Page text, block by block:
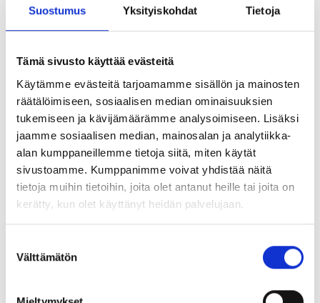
Suostumus Yksityiskohdat Tietoja
Tämä sivusto käyttää evästeitä
Käytämme evästeitä tarjoamamme sisällön ja mainosten
räätälöimiseen, sosiaalisen median ominaisuuksien
tukemiseen ja kävijämäärämme analysoimiseen. Lisäksi
jaamme sosiaalisen median, mainosalan ja analytiikka-
alan kumppaneillemme tietoja siitä, miten käytät
sivustoamme. Kumppanimme voivat yhdistää näitä
tietoja muihin tietoihin, joita olet antanut heille tai joita on
kerätty, kun olet käyttänyt heidän palvelujaan.
valinta
Välttämätön
suuruus vuodelle 2020. Tämän lisäksi käsitellään
henkilöjäsenen tulee ilmoittaa osallistumisestaan
kokoukseen viimeistään torstaina 31.10.2019 kello 16.00
mennessä YTYn nettisivujen www.yty.fi kautta,
puhelimitse (09) 2510 1310 tai postiosoitteeseen YTY ry,
Ratavartijankatu 2, 00520 Helsinki.
Tervetuloa!
Yksityisalojen Esimiehet ja Asiantuntijat YTY ry